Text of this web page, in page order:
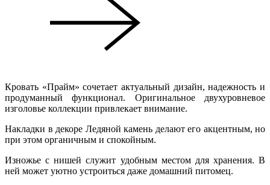
Кровать «Прайм» сочетает актуальный дизайн, надежность и
продуманный функционал. Оригинальное двухуровневое
изголовье коллекции привлекает внимание.
Накладки в декоре Ледяной камень делают его акцентным, но
при этом органичным и спокойным.
Изножье с нишей служит удобным местом для хранения. В
ней может уютно устроиться даже домашний питомец.